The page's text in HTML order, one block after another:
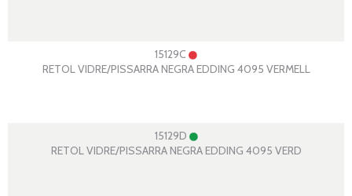
15129C
RETOL VIDRE/PISSARRA NEGRA EDDING 4095 VERMELL
15129D
RETOL VIDRE/PISSARRA NEGRA EDDING 4095 VERD